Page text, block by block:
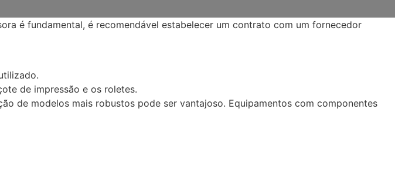
é fundamental, é recomendável estabelecer um contrato com um fornecedor
de impressão e os roletes.
de modelos mais robustos pode ser vantajoso. Equipamentos com componentes